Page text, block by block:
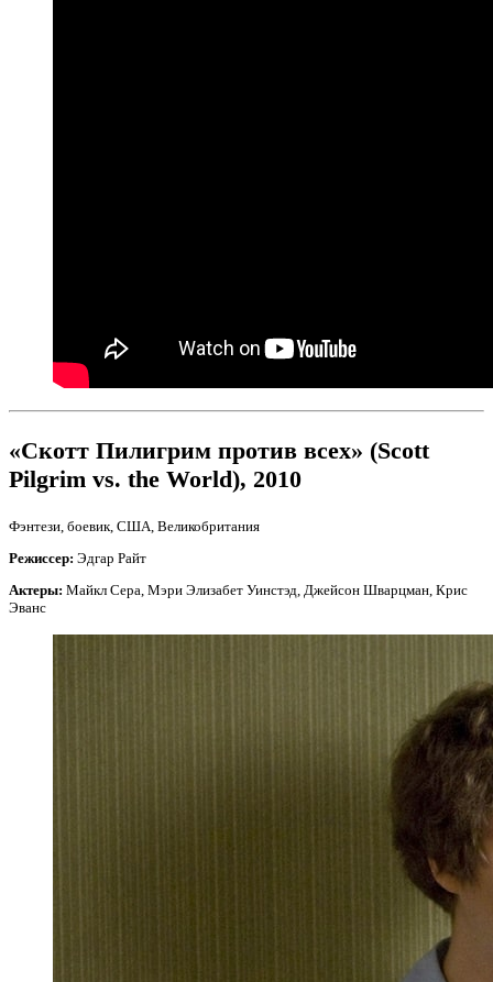
«Скотт Пилигрим против всех» (Scott
Pilgrim vs. the World), 2010
Фэнтези, боевик, США, Великобритания
Режиссер: Эдгар Райт
Актеры: Майкл Сера, Мэри Элизабет Уинстэд, Джейсон Шварцман, Крис
Эванс